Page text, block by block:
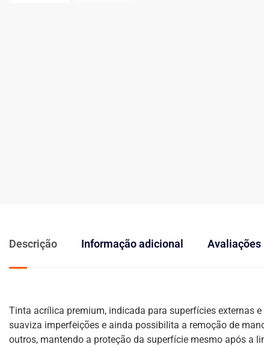
Descrição Informação adicional Avaliações
Tinta acrílica premium, indicada para superfícies externas
suaviza imperfeições e ainda possibilita a remoção de
outros, mantendo a proteção da superfície mesmo após a